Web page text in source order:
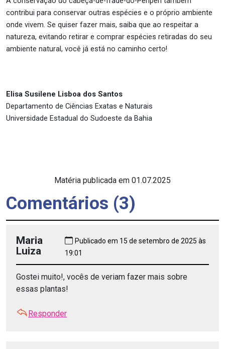
contribui para conservar outras espécies e o próprio ambiente
onde vivem. Se quiser fazer mais, saiba que ao respeitar a
natureza, evitando retirar e comprar espécies retiradas do seu
ambiente natural, você já está no caminho certo!
Elisa Susilene Lisboa dos Santos
Departamento de Ciências Exatas e Naturais
Universidade Estadual do Sudoeste da Bahia
Matéria publicada em 01.07.2025
Comentários (3)
Maria
Luiza
Publicado em 15 de setembro de 2025 às
19:01
Gostei muito!, vocês de veriam fazer mais sobre
essas plantas!
Responder